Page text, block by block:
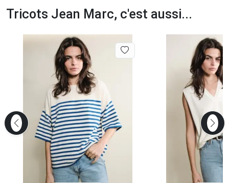
Tricots Jean Marc, c'est aussi...